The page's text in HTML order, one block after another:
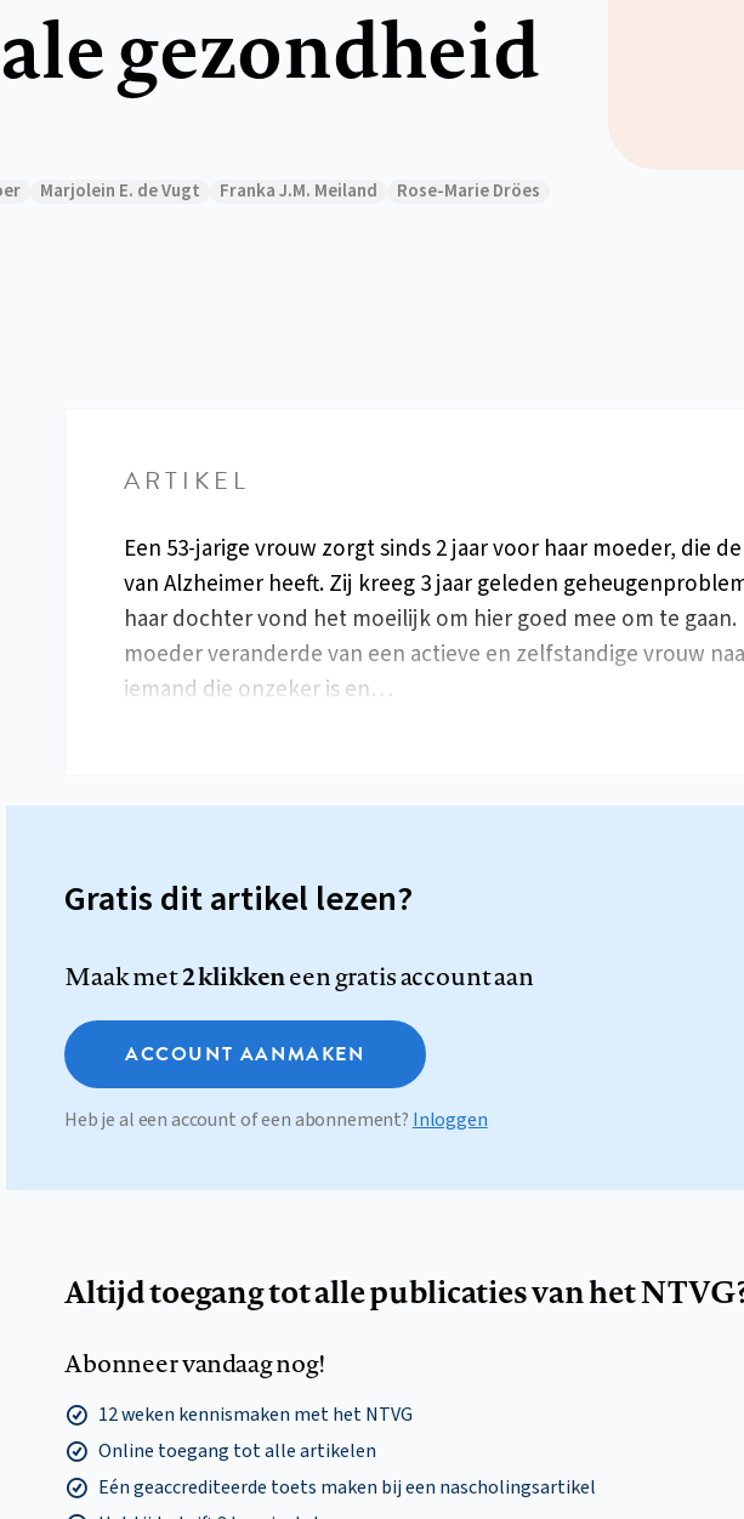
gezondheid
Marjolein E. de Vugt Franka J.M. Meiland
Rose-Marie Dröes
ARTIKEL
Een 53-jarige vrouw zorgt sinds 2 jaar voor haar moeder, die
van Alzheimer heeft. Zij kreeg 3 jaar geleden
haar dochter vond het moeilijk om hier goed mee om te gaan.
moeder veranderde van een actieve en zelfstandige vrouw
iemand die onzeker is en…
Gratis dit artikel lezen?
Maak met2 klikkeneen gratis account aan
ACCOUNT AANMAKEN
Heb je al een account of een abonnement? Inloggen
Altijd toegang tot alle publicaties van het
Abonneer vandaag nog!
12 weken kennismaken met het NTVG
Online toegang tot alle artikelen
Eén geaccrediteerde toets maken bij een nascholingsartikel